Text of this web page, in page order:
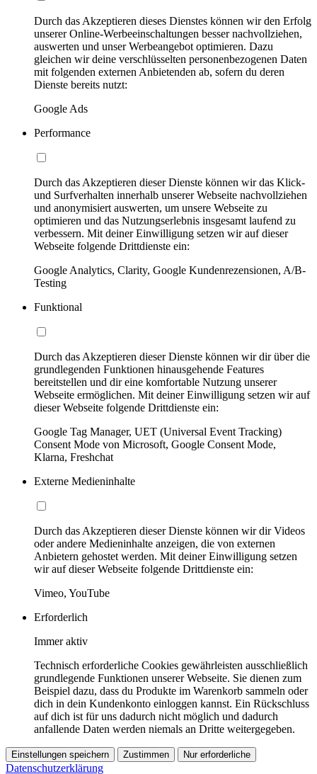
Durch das Akzeptieren dieses Dienstes können wir den Erfolg
unserer Online-Werbeeinschaltungen besser nachvollziehen,
auswerten und unser Werbeangebot optimieren. Dazu
gleichen wir deine verschlüsselten personenbezogenen Daten
mit folgenden externen Anbietenden ab, sofern du deren
Dienste bereits nutzt:
Google Ads
Performance
Durch das Akzeptieren dieser Dienste können wir das Klick-
und Surfverhalten innerhalb unserer Webseite nachvollziehen
und anonymisiert auswerten, um unsere Webseite zu
optimieren und das Nutzungserlebnis insgesamt laufend zu
verbessern. Mit deiner Einwilligung setzen wir auf dieser
Webseite folgende Drittdienste ein:
Google Analytics, Clarity, Google Kundenrezensionen, A/B-
Testing
Funktional
Durch das Akzeptieren dieser Dienste können wir dir über die
grundlegenden Funktionen hinausgehende Features
bereitstellen und dir eine komfortable Nutzung unserer
Webseite ermöglichen. Mit deiner Einwilligung setzen wir auf
dieser Webseite folgende Drittdienste ein:
Google Tag Manager, UET (Universal Event Tracking)
Consent Mode von Microsoft, Google Consent Mode,
Klarna, Freshchat
Externe Medieninhalte
Durch das Akzeptieren dieser Dienste können wir dir Videos
oder andere Medieninhalte anzeigen, die von externen
Anbietern gehostet werden. Mit deiner Einwilligung setzen
wir auf dieser Webseite folgende Drittdienste ein:
Vimeo, YouTube
Erforderlich
Immer aktiv
Technisch erforderliche Cookies gewährleisten ausschließlich
grundlegende Funktionen unserer Webseite. Sie dienen zum
Beispiel dazu, dass du Produkte im Warenkorb sammeln oder
dich in dein Kundenkonto einloggen kannst. Ein Rückschluss
auf dich ist für uns dadurch nicht möglich und dadurch
anfallende Daten werden niemals an Dritte weitergegeben.
Einstellungen speichern Zustimmen Nur erforderliche
Datenschutzerklärung